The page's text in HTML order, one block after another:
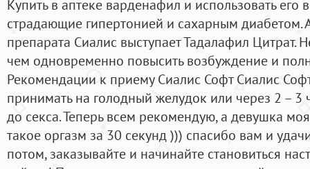
Купить в аптеке варденафил и использовать его
страдающие гипертонией и сахарным
препарата Сиалис выступает Тадалафил Цитрат.
чем одновременно повысить возбуждение и
Рекомендации к приему Сиалис Софт Сиалис
принимать на голодный желудок или через 2 – 3
до секса. Теперь всем рекомендую, а девушка
такое оргазм за 30 секунд ))) спасибо вам и
потом, заказывайте и начинайте становиться